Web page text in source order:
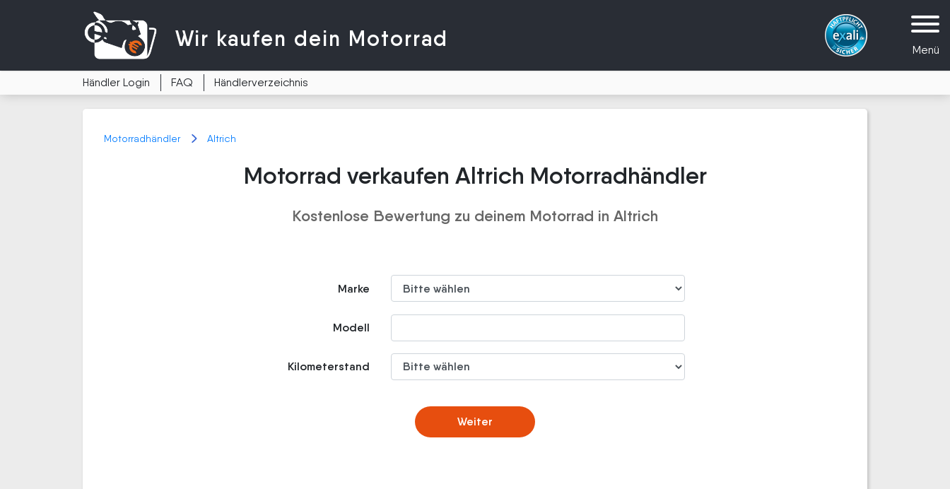
Menü
Wir kaufen dein Motorrad
Händler Login FAQ Händlerverzeichnis
Motorradhändler Altrich
Motorrad verkaufen Altrich Motorradhändler
Kostenlose Bewertung zu deinem Motorrad in Altrich
Marke
Modell
Kilometerstand
Weiter